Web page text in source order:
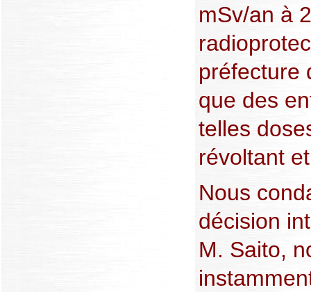
mSv/an à
préfecture
que des
telles
révoltant
Nous
décision
M. Saito,